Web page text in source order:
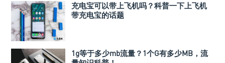
充电宝可以带上飞机吗？科普一下上飞机
带充电宝的话题
1g等于多少mb流量？1个G有多少MB，流